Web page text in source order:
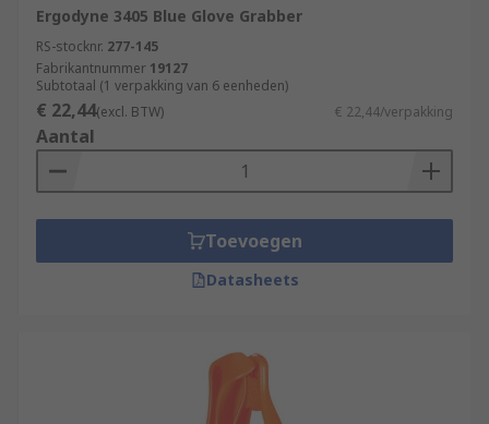
Ergodyne 3405 Blue Glove Grabber
RS-stocknr. 277-145
Fabrikantnummer 19127
Subtotaal (1 verpakking van 6 eenheden)
€ 22,44(excl. BTW) € 22,44/verpakking
Aantal
Toevoegen
Datasheets